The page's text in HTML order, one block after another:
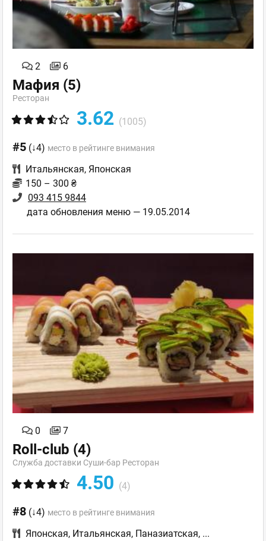
2 6
Мафия (5)
Ресторан
3.62 (1005)
#5 (↓4) место в рейтинге внимания
Итальянская, Японская
150 – 300 ₴
093 415 9844
дата обновления меню — 19.05.2014
0 7
Roll-club (4)
Служба доставки Суши-бар Ресторан
4.50 (4)
#8 (↓4) место в рейтинге внимания
Японская, Итальянская, Паназиатская, ...